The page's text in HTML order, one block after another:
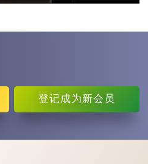
登记成为新会员